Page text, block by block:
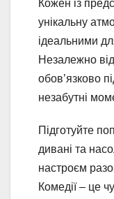
Кожен із
унікальну
ідеальними
Незалежно
обов’язково
незабутні
Підготуйте
дивані та
настроєм
Комедії – це